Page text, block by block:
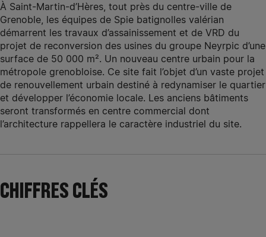
À Saint-Martin-d’Hères, tout près du centre-ville de
Grenoble, les équipes de Spie batignolles valérian
démarrent les travaux d’assainissement et de VRD du
projet de reconversion des usines du groupe Neyrpic d’une
surface de 50 000 m². Un nouveau centre urbain pour la
métropole grenobloise. Ce site fait l’objet d’un vaste projet
de renouvellement urbain destiné à redynamiser le quartier
et développer l’économie locale. Les anciens bâtiments
seront transformés en centre commercial dont
l’architecture rappellera le caractère industriel du site.
CHIFFRES CLÉS